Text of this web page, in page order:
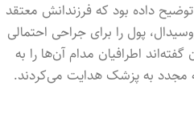
داده بود که فرزندانش معتقد
پول را برای جراحی احتمالی
اطرافیان مدام آن‌ها را به
مجدد به پزشک هدایت می‌کردند.